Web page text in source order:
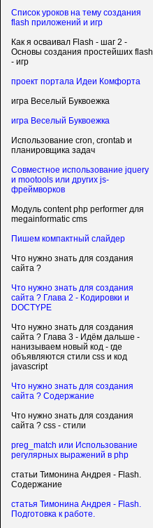
Список уроков на тему создания
flash приложений и игр
Как я осваивал Flash - шаг 2 -
Основы создания простейших flash
- игр
проект портала Идеи Комфорта
игра Веселый Буквоежка
игра Веселый Буквоежка
Использование cron, crontab и
планировщика задач
Совместное использование jquery
и mootools или других js-
фреймворков
Модуль content php performer для
megainformatic cms
Пишем компактный слайдер
Что нужно знать для создания
сайта ?
Что нужно знать для создания
сайта ? Глава 2 - Кодировки и
DOCTYPE
Что нужно знать для создания
сайта ? Глава 3 - Идём дальше -
нанизываем новый код - где
объявляются стили css и код
javascript
Что нужно знать для создания
сайта ? Содержание
Что нужно знать для создания
сайта ? css - стили
preg_match или Использование
регулярных выражений в php
статьи Тимонина Андрея - Flash.
Содержание
статья Тимонина Андрея - Flash.
Подготовка к работе.